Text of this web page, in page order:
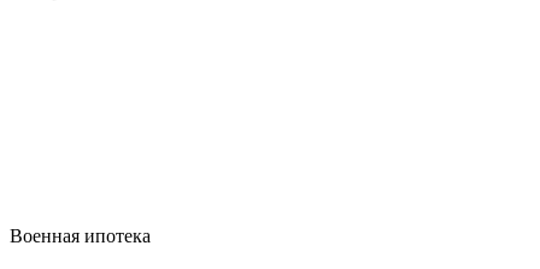
Военная ипотека